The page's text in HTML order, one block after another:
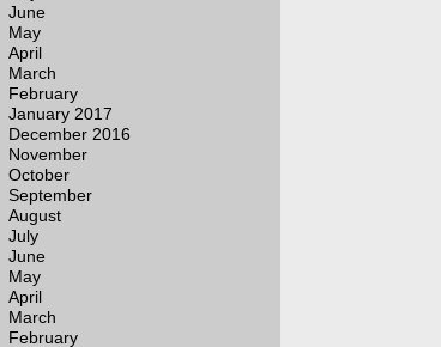
June
May
April
March
February
January 2017
December 2016
November
October
September
August
July
June
May
April
March
February